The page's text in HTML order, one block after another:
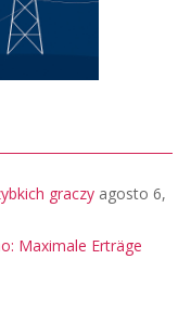
graczy agosto 6,
Maximale Erträge